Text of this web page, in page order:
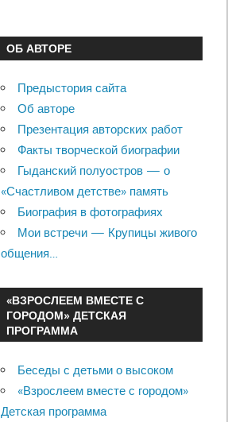
ОБ АВТОРЕ
Предыстория сайта
Об авторе
Презентация авторских работ
Факты творческой биографии
Гыданский полуостров — о
«Счастливом детстве» память
Биография в фотографиях
Мои встречи — Крупицы живого
общения…
«ВЗРОСЛЕЕМ ВМЕСТЕ С
ГОРОДОМ» ДЕТСКАЯ
ПРОГРАММА
Беседы с детьми о высоком
«Взрослеем вместе с городом»
Детская программа